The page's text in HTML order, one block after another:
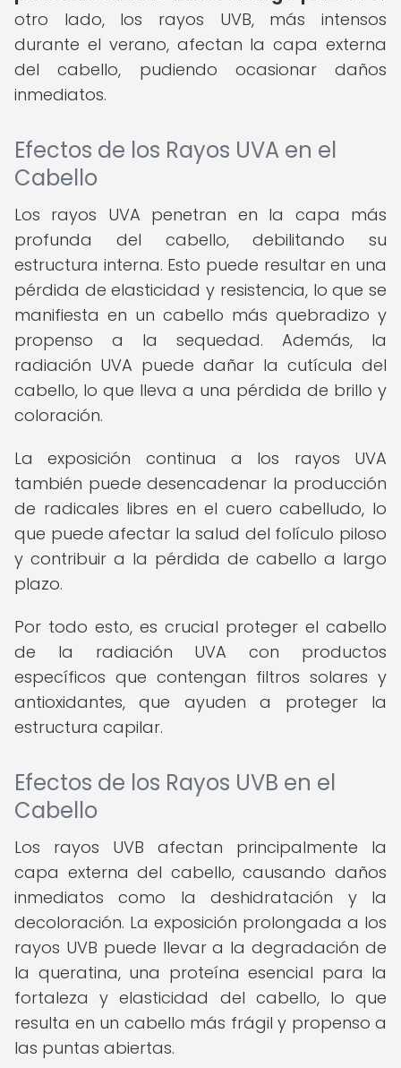
otro lado, los rayos UVB, más intensos
durante el verano, afectan la capa externa
del cabello, pudiendo ocasionar daños
inmediatos.
Efectos de los Rayos UVA en el
Cabello
Los rayos UVA penetran en la capa más
profunda del cabello, debilitando su
estructura interna. Esto puede resultar en una
pérdida de elasticidad y resistencia, lo que se
manifiesta en un cabello más quebradizo y
propenso a la sequedad. Además, la
radiación UVA puede dañar la cutícula del
cabello, lo que lleva a una pérdida de brillo y
coloración.
La exposición continua a los rayos UVA
también puede desencadenar la producción
de radicales libres en el cuero cabelludo, lo
que puede afectar la salud del folículo piloso
y contribuir a la pérdida de cabello a largo
plazo.
Por todo esto, es crucial proteger el cabello
de la radiación UVA con productos
específicos que contengan filtros solares y
antioxidantes, que ayuden a proteger la
estructura capilar.
Efectos de los Rayos UVB en el
Cabello
Los rayos UVB afectan principalmente la
capa externa del cabello, causando daños
inmediatos como la deshidratación y la
decoloración. La exposición prolongada a los
rayos UVB puede llevar a la degradación de
la queratina, una proteína esencial para la
fortaleza y elasticidad del cabello, lo que
resulta en un cabello más frágil y propenso a
las puntas abiertas.